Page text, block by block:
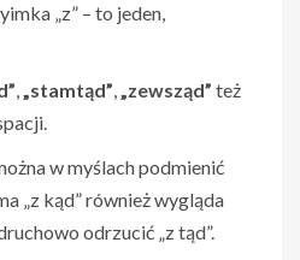
„z” – to jeden,
,„stamtąd”,„zewsząd” też
w myślach podmienić
„z kąd” również wygląda
odrzucić „z tąd”.